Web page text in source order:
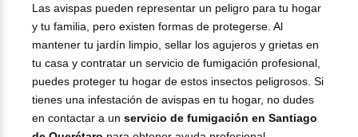
Las avispas pueden representar un peligro para tu hogar
y tu familia, pero existen formas de protegerse. Al
mantener tu jardín limpio, sellar los agujeros y grietas en
tu casa y contratar un servicio de fumigación profesional,
puedes proteger tu hogar de estos insectos peligrosos. Si
tienes una infestación de avispas en tu hogar, no dudes
en contactar a un servicio de fumigación en Santiago